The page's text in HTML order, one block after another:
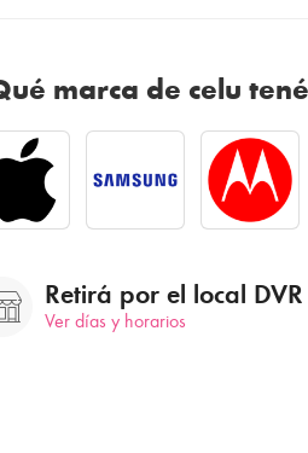
marca de celu
Retirá por el local DVR
Ver días y horarios